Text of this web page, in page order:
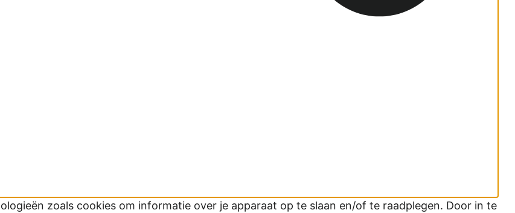
zoals cookies om informatie over je apparaat op te slaan en/of te raadplegen. Door in te